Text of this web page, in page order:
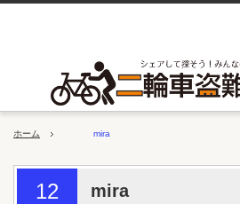
ホーム mira
12 mira